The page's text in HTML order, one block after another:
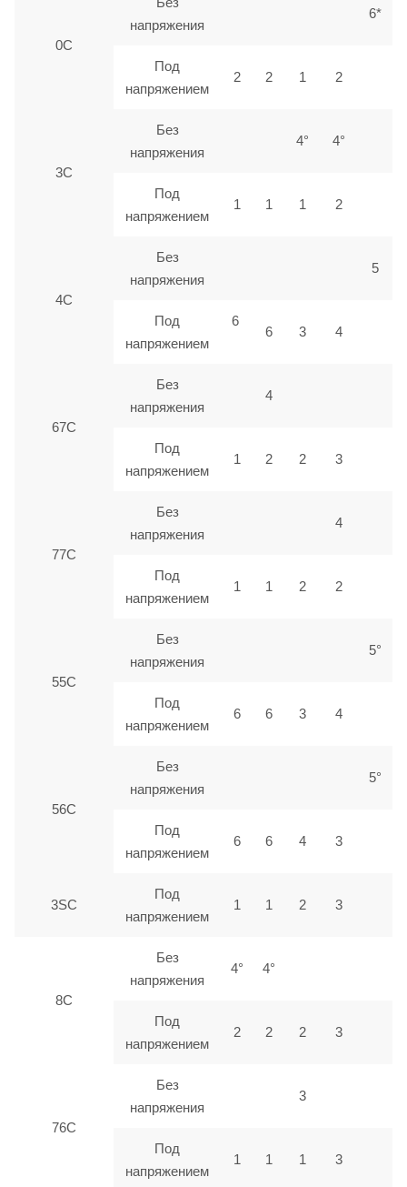
0С
напряжения
6*
Под
напряжением
2 2 1 2
3С
Без
напряжения
4° 4°
Под
напряжением
1 1 1 2
4С
Без
напряжения
5
Под
напряжением
6
6 3 4
67С
Без
напряжения
4
Под
напряжением
1 2 2 3
77С
Без
напряжения
4
Под
напряжением
1 1 2 2
55С
Без
напряжения
5°
Под
напряжением
6 6 3 4
56С
Без
напряжения
5°
Под
напряжением
6 6 4 3
3SC
Под
напряжением
1 1 2 3
8C
Без
напряжения
4° 4°
Под
напряжением
2 2 2 3
76C
Без
напряжения
3
Под
напряжением
1 1 1 3